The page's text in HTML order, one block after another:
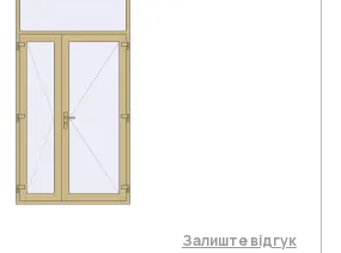
Залиште відгук